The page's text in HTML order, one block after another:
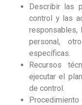
Describir las
control y las
responsables,
personal,
específicas.
Recursos
ejecutar el
de control.